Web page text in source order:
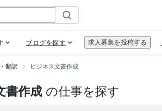
翻訳 ビジネス文書作成
書作成 の仕事を探す